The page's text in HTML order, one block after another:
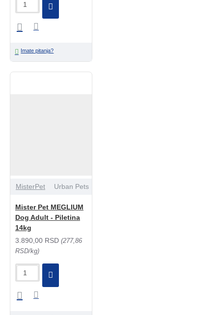
Imate pitanja?
MisterPet Urban Pets
Mister Pet MEGLIUM
Dog Adult - Piletina
14kg
3.890,00 RSD (277,86
RSD/kg)